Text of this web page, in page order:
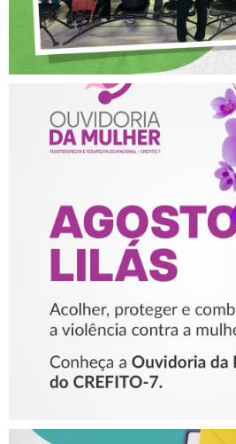
AGOSTO LILÁS
PROTEGER E
VIOLÊNCIA
MULHER